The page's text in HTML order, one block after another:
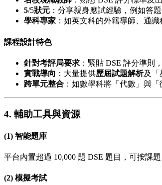
5/5狀元 ：分享親身應試經驗，例如答
學科專家 ：如英文科的外籍導師、通識
課程設計特色
針對考評局要求 ：緊貼 DSE 評分準則
實戰導向 ：大量提供歷屆試題解析及「
跨單元整合 ：如數學科將「代數」與
4. 輔助工具與資源
(1) 智能題庫
平台內置超過 10,000 題 DSE 題目，可按課
(2) 模擬考試